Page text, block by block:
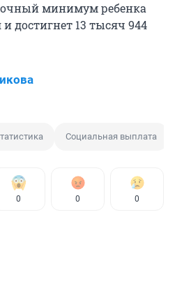
минимум ребенка
достигнет 13 тысяч 944
Социальная выплата
0 0 0